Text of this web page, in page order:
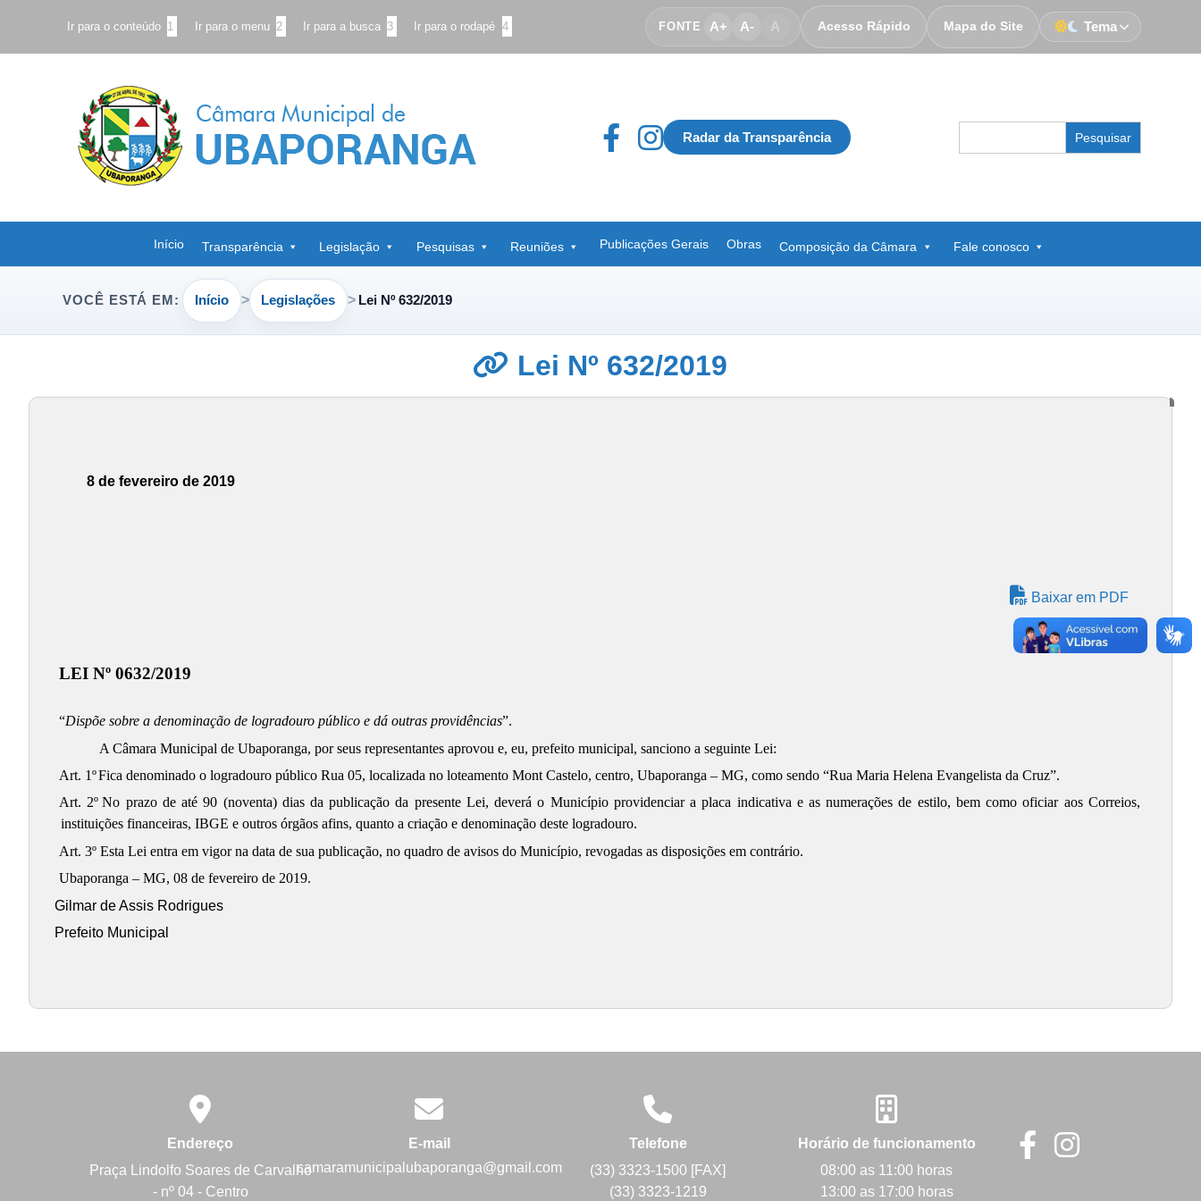
Ir para o conteúdo 1 Ir para o menu 2 Ir para a busca 3 Ir para o rodapé 4 FONTE A+ A- A Acesso Rápido Mapa do Site Tema
Radar da Transparência
for:
Início Transparência Legislação Pesquisas Reuniões Publicações Gerais Obras Composição da Câmara Fale conosco
VOCÊ ESTÁ EM: Início Legislações Lei Nº 632/2019
Lei Nº 632/2019
8 de fevereiro de 2019
Baixar em PDF
LEI Nº 0632/2019
“Dispõe sobre a denominação de logradouro público e dá outras providências”.
A Câmara Municipal de Ubaporanga, por seus representantes aprovou e, eu, prefeito municipal, sanciono a seguinte Lei:
Art. 1ºFica denominado o logradouro público Rua 05, localizada no loteamento Mont Castelo, centro, Ubaporanga – MG, como sendo “Rua Maria Helena Evangelista da Cruz”.
Art. 2ºNo prazo de até 90 (noventa) dias da publicação da presente Lei, deverá o Município providenciar a placa indicativa e as numerações de estilo, bem como oficiar aos Correios,
instituições financeiras, IBGE e outros órgãos afins, quanto a criação e denominação deste logradouro.
Art. 3º Esta Lei entra em vigor na data de sua publicação, no quadro de avisos do Município, revogadas as disposições em contrário.
Ubaporanga – MG, 08 de fevereiro de 2019.
Gilmar de Assis Rodrigues
Prefeito Municipal
Endereço
Praça Lindolfo Soares de Carvalho
- nº 04 - Centro
E-mail
camaramunicipalubaporanga@gmail.com
Telefone
(33) 3323-1500 [FAX]
(33) 3323-1219
Horário de funcionamento
08:00 as 11:00 horas
13:00 as 17:00 horas